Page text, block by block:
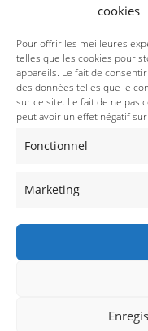
cookies
Pour offrir les meilleures
telles que les cookies pour
appareils. Le fait de
des données telles que le
sur ce site. Le fait de ne
peut avoir un effet négatif
Fonctionnel
Marketing
Politique des
Politique de
Nos réseaux